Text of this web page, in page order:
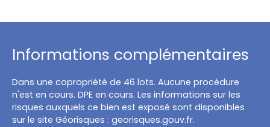
Informations complémentaires
Dans une copropriété de 46 lots. Aucune procédure
n'est en cours. DPE en cours. Les informations sur les
risques auxquels ce bien est exposé sont disponibles
sur le site Géorisques : georisques.gouv.fr.